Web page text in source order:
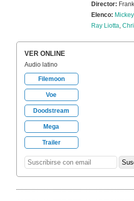
Director:
Elenco:
Ray Liotta,
VER ONLINE
Audio latino
Filemoon
Voe
Doodstream
Mega
Trailer